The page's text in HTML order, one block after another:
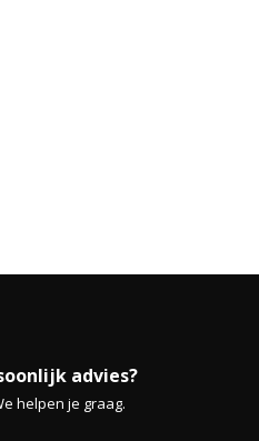
advies?
helpen je graag.